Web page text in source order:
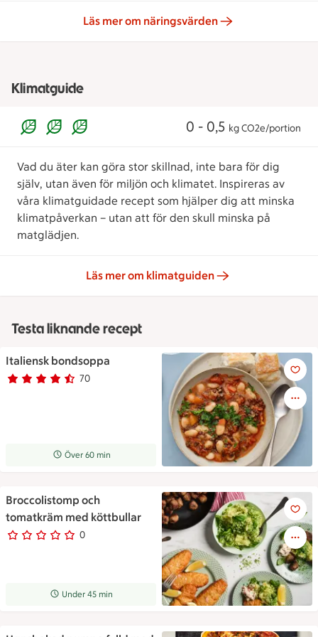
Läs mer om näringsvärden
Klimatguide
0 - 0,5 kg CO2e/portion
Vad du äter kan göra stor skillnad, inte bara för dig
själv, utan även för miljön och klimatet. Inspireras av
våra klimatguidade recept som hjälper dig att minska
klimatpåverkan – utan att för den skull minska på
matglädjen.
Läs mer om klimatguiden
Testa liknande recept
Italiensk bondsoppa
Betyg 4.3 av 5. 70
70 personer har röstat
Receptet tar Över 60 min att tillaga
Över 60 min
Italiensk bondsoppa
Broccolistomp och
tomatkräm med köttbullar
0
0 personer har röstat
Receptet tar Under 45 min att tillaga
Under 45 min
Broccolistomp och